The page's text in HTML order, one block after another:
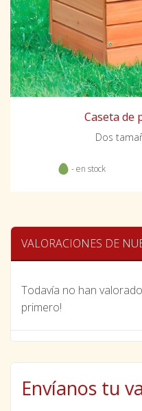
Caseta de
Dos
- en stock
VALORACIONES DE
Todavía no han
primero!
Envíanos tu